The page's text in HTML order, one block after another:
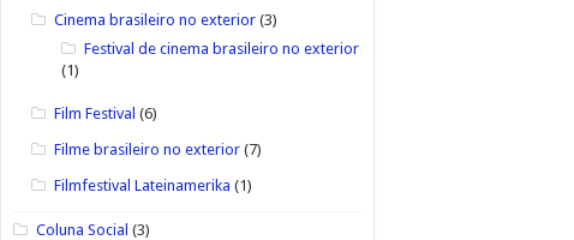
Cinema brasileiro no exterior(3)
Festival de cinema brasileiro no exterior
(1)
Film Festival (6)
Filme brasileiro no exterior(7)
Filmfestival Lateinamerika (1)
Coluna Social (3)